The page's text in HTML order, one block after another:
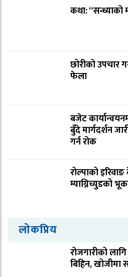
कथा:
छोरीको उपचार
फेला
बजेट
बुँदे मार्गदर्शन
गर्न रोक
रोल्पाको
म्याग्निच्युडको
लोकप्रिय
रोजगारीको
बिहिन, खोजीमा